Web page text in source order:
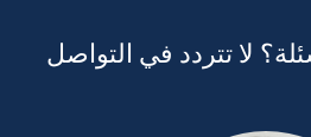
لا تتردد في التواصل